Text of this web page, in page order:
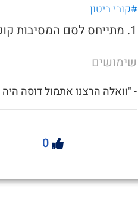
#קובי ביטון
1. מתייחס לסם המסיבות קוקאין נקרא גם בשם נקודה/שלג
שימושים
- "וואלה הרצנו אתמול דוסה
0